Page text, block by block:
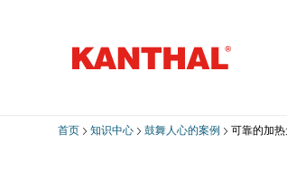
首页 知识中心 鼓舞人心的案例 可靠的加